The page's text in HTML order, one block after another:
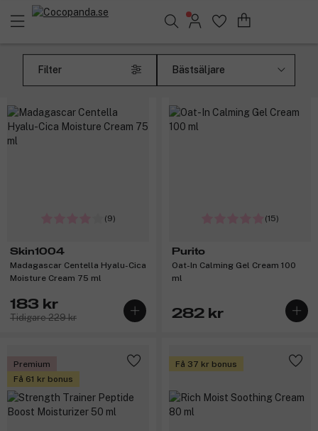
Sök bland 25.329 produkter..
Filter
198 kr 122 kr
(9)
Skin1004
Madagascar Centella Hyalu-Cica
Moisture Cream 75 ml
183 kr
Tidigare 229 kr
(15)
Purito
Oat-In Calming Gel Cream 100
ml
282 kr
Premium
Få 61 kr bonus
Få 37 kr bonus